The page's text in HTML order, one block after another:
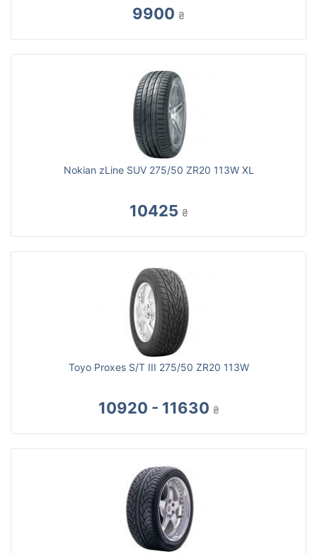
9900 ₴
Nokian zLine SUV 275/50 ZR20 113W XL
10425 ₴
Toyo Proxes S/T III 275/50 ZR20 113W
10920 - 11630 ₴